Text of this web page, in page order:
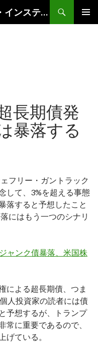
グローバルマクロ・リサーチ・インスティテュート
長期債発
暴落する
フリー・ガントラック
して、3%を超える事態
落すると予想したこと
にはもう一つのシナリ
ャンク債暴落、米国株
による超長期債、つま
人投資家の読者には債
予想するが、トランプ
常に重要であるので、
げている。